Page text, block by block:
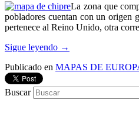
La zona que
pobladores cuentan con un origen
pertenece al Reino Unido, otra
Sigue leyendo →
Publicado en MAPAS DE
Buscar